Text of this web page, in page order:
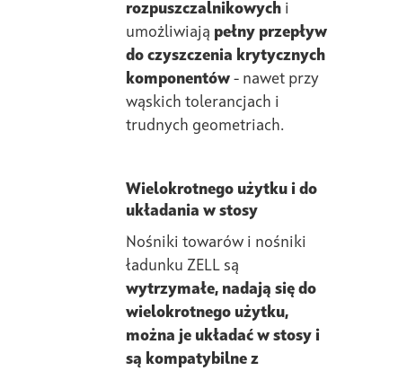
rozpuszczalnikowych i
umożliwiają pełny przepływ
do czyszczenia krytycznych
komponentów - nawet przy
wąskich tolerancjach i
trudnych geometriach.
Wielokrotnego użytku i do
układania w stosy
Nośniki towarów i nośniki
ładunku ZELL są
wytrzymałe, nadają się do
wielokrotnego użytku,
można je układać w stosy i
są kompatybilne z